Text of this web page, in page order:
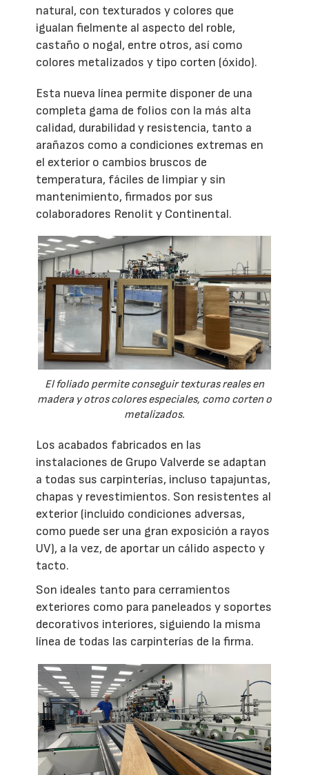
natural, con texturados y colores que
igualan fielmente al aspecto del roble,
castaño o nogal, entre otros, así como
colores metalizados y tipo corten (óxido).
Esta nueva línea permite disponer de una
completa gama de folios con la más alta
calidad, durabilidad y resistencia, tanto a
arañazos como a condiciones extremas en
el exterior o cambios bruscos de
temperatura, fáciles de limpiar y sin
mantenimiento, firmados por sus
colaboradores Renolit y Continental.
El foliado permite conseguir texturas reales en
madera y otros colores especiales, como corten o
metalizados.
Los acabados fabricados en las
instalaciones de Grupo Valverde se adaptan
a todas sus carpinterías, incluso tapajuntas,
chapas y revestimientos. Son resistentes al
exterior (incluido condiciones adversas,
como puede ser una gran exposición a rayos
UV), a la vez, de aportar un cálido aspecto y
tacto.
Son ideales tanto para cerramientos
exteriores como para paneleados y soportes
decorativos interiores, siguiendo la misma
línea de todas las carpinterías de la firma.